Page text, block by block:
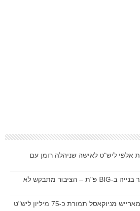
אלפי ליש"ט לאישה שניהלה רומן עם
שריפה פרצה בחניון באתר בנייה ב-BIG פ"ת – הציבור מתבקש לא
תמורת כ-75 מיליון ליש"ט